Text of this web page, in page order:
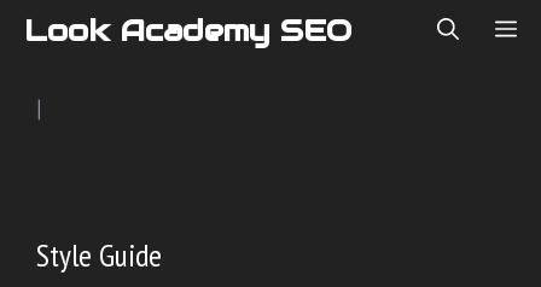
SkipLook Academy SEO
Style Guide